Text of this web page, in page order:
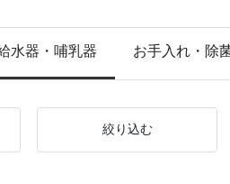
水器・哺乳器 お手入れ・除
絞り込む